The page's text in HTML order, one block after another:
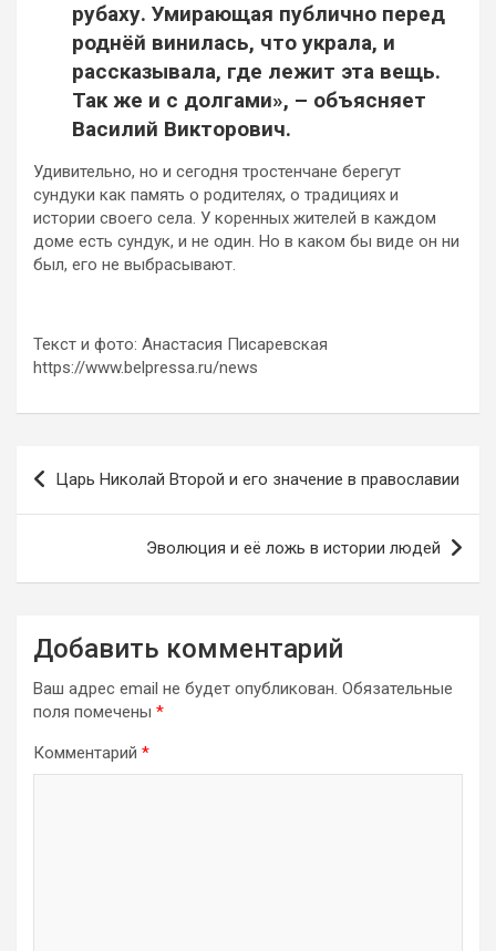
рубаху. Умирающая публично перед
роднёй винилась, что украла, и
рассказывала, где лежит эта вещь.
Так же и с долгами», – объясняет
Василий Викторович.
Удивительно, но и сегодня тростенчане берегут
сундуки как память о родителях, о традициях и
истории своего села. У коренных жителей в каждом
доме есть сундук, и не один. Но в каком бы виде он ни
был, его не выбрасывают.
Текст и фото: Анастасия Писаревская
https://www.belpressa.ru/news
Навигация
по
Царь Николай Второй и его значение в православии
Эволюция и её ложь в истории людей
Добавить комментарий
Ваш адрес email не будет опубликован. Обязательные
поля помечены *
Комментарий *